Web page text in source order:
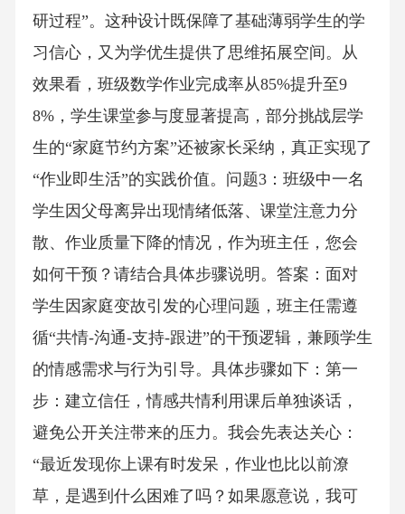
研过程”。这种设计既保障了基础薄弱学生的学
习信心，又为学优生提供了思维拓展空间。从
效果看，班级数学作业完成率从85%提升至9
8%，学生课堂参与度显著提高，部分挑战层学
生的“家庭节约方案”还被家长采纳，真正实现了
“作业即生活”的实践价值。问题3：班级中一名
学生因父母离异出现情绪低落、课堂注意力分
散、作业质量下降的情况，作为班主任，您会
如何干预？请结合具体步骤说明。答案：面对
学生因家庭变故引发的心理问题，班主任需遵
循“共情-沟通-支持-跟进”的干预逻辑，兼顾学生
的情感需求与行为引导。具体步骤如下：第一
步：建立信任，情感共情利用课后单独谈话，
避免公开关注带来的压力。我会先表达关心：
“最近发现你上课有时发呆，作业也比以前潦
草，是遇到什么困难了吗？如果愿意说，我可